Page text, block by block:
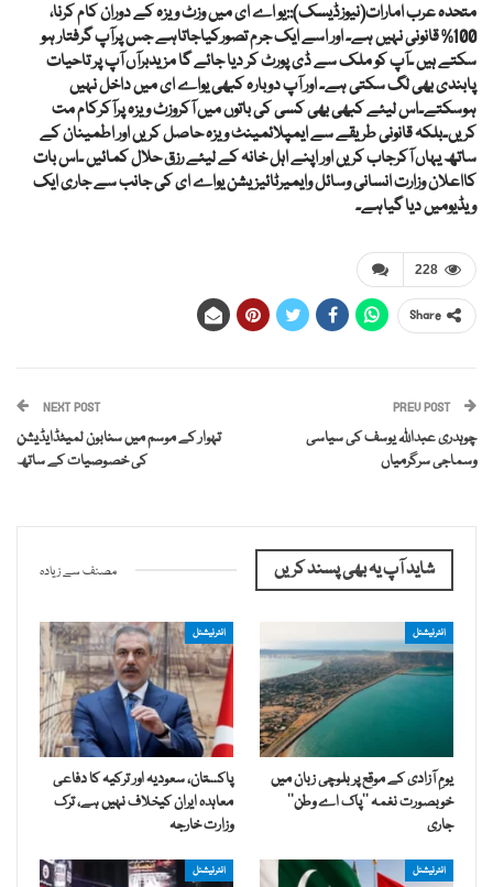
متحدہ عرب امارات(نیوزڈیسک)::یو اے ای میں وزٹ ویزہ کے دوران کام کرنا،
100% قانونی نہیں ہے۔ اور اسے ایک جرم تصورکیاجاتاہے جس پرآپ گرفتار ہو
سکتے ہیں ۔آپ کو ملک سے ڈی پورٹ کر دیا جائے گا مزیدبرآں آپ پر تاحیات
پابندی بھی لگ سکتی ہے۔ اور آپ دوبارہ کبھی یواے ای میں داخل نہیں
ہوسکتے۔اس لیئے کبھی بھی کسی کی باتوں میں آکروزٹ ویزہ پرآکرکام مت
کریں۔بلکہ قانونی طریقے سے ایمپلائمینٹ ویزہ حاصل کریں اور اطمینان کے
ساتھ یہاں آکرجاب کریں اور اپنے اہل خانہ کے لیئے رزق حلال کمائیں ۔اس بات
کااعلان وزارت انسانی وسائل وایمیرٹائیزیشن یواے ای کی جانب سے جاری ایک
ویڈیومیں دیا گیاہے۔
228
Share
PREV POST
چوہدری عبداللہ یوسف کی سیاسی
وسماجی سرگرمیاں
NEXT POST
تہوار کے موسم میں سنابون لمیٹڈایڈیشن
کی خصوصیات کے ساتھ
شاید آپ یہ بھی پسند کریں مصنف سے زیادہ
انٹرنیشنل
یومِ آزادی کے موقع پر بلوچی زبان میں
خوبصورت نغمہ ’’پاک اے وطن‘‘
جاری
انٹرنیشنل
پاکستان، سعودیہ اور ترکیہ کا دفاعی
معاہدہ ایران کیخلاف نہیں ہے، ترک
وزارت خارجہ
انٹرنیشنل انٹرنیشنل